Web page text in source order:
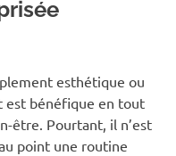
esthétique ou
est bénéfique en tout
être. Pourtant, il n’est
point une routine